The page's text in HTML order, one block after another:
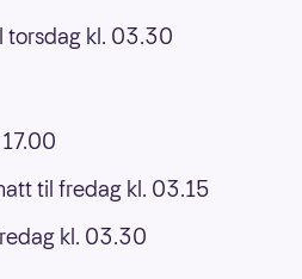
torsdag kl. 03.30
til fredag kl. 03.15
kl. 03.30